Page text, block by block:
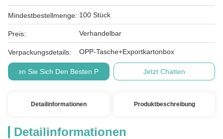
Mindestbestellmenge: 100 Stück
Preis: Verhandelbar
Verpackungsdetails: OPP-Tasche+Exportkartonbox
Holen Sie Sich Den Besten Preis Jetzt Chatten
Detailinformationen Produktbeschreibung
Detailinformationen